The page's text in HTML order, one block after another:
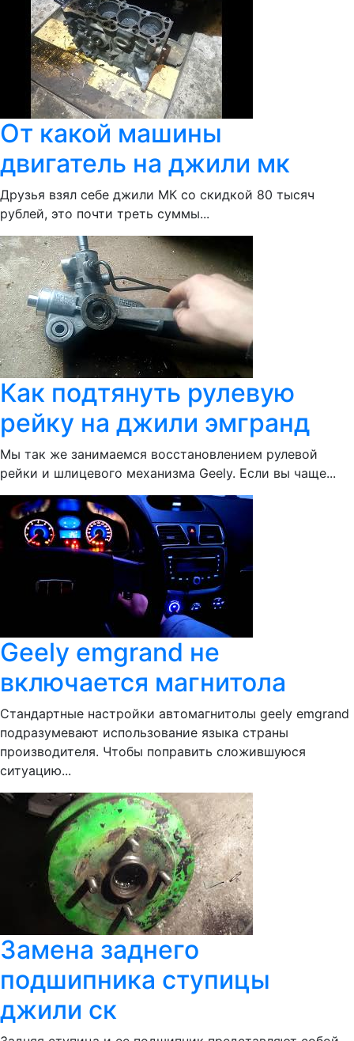
От какой машины
двигатель на джили мк
Друзья взял себе джили МК со скидкой 80 тысяч
рублей, это почти треть суммы...
Как подтянуть рулевую
рейку на джили эмгранд
Мы так же занимаемся восстановлением рулевой
рейки и шлицевого механизма Geely. Если вы чаще...
Geely emgrand не
включается магнитола
Стандартные настройки автомагнитолы geely emgrand
подразумевают использование языка страны
производителя. Чтобы поправить сложившуюся
ситуацию...
Замена заднего
подшипника ступицы
джили ск